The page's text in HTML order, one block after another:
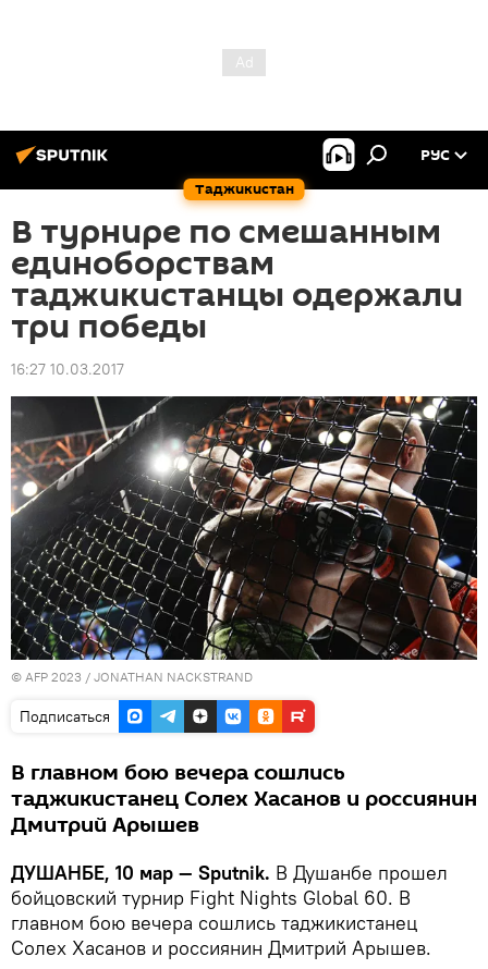
Таджикистан
РУС
В турнире по смешанным
единоборствам
таджикистанцы одержали
три победы
16:27 10.03.2017
© AFP 2023 / JONATHAN NACKSTRAND
Подписаться
В главном бою вечера сошлись
таджикистанец Солех Хасанов и россиянин
Дмитрий Арышев
ДУШАНБЕ, 10 мар — Sputnik. В Душанбе прошел
бойцовский турнир Fight Nights Global 60. В
главном бою вечера сошлись таджикистанец
Солех Хасанов и россиянин Дмитрий Арышев.